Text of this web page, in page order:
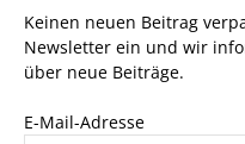
Keinen neuen Beitrag
Newsletter ein und wir
über neue Beiträge.
E-Mail-Adresse